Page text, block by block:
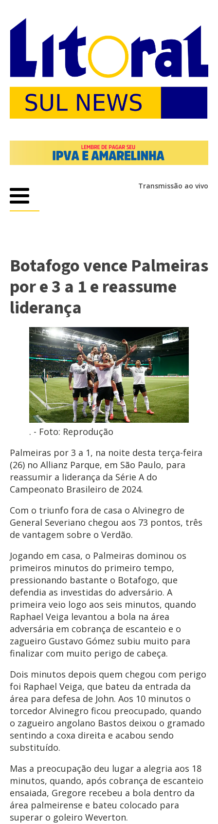
Transmissão ao vivo
Botafogo vence Palmeiras
por e 3 a 1 e reassume
liderança
. - Foto: Reprodução
Palmeiras por 3 a 1, na noite desta terça-feira
(26) no Allianz Parque, em São Paulo, para
reassumir a liderança da Série A do
Campeonato Brasileiro de 2024.
Com o triunfo fora de casa o Alvinegro de
General Severiano chegou aos 73 pontos, três
de vantagem sobre o Verdão.
Jogando em casa, o Palmeiras dominou os
primeiros minutos do primeiro tempo,
pressionando bastante o Botafogo, que
defendia as investidas do adversário. A
primeira veio logo aos seis minutos, quando
Raphael Veiga levantou a bola na área
adversária em cobrança de escanteio e o
zagueiro Gustavo Gómez subiu muito para
finalizar com muito perigo de cabeça.
Dois minutos depois quem chegou com perigo
foi Raphael Veiga, que bateu da entrada da
área para defesa de John. Aos 10 minutos o
torcedor Alvinegro ficou preocupado, quando
o zagueiro angolano Bastos deixou o gramado
sentindo a coxa direita e acabou sendo
substituído.
Mas a preocupação deu lugar a alegria aos 18
minutos, quando, após cobrança de escanteio
ensaiada, Gregore recebeu a bola dentro da
área palmeirense e bateu colocado para
superar o goleiro Weverton.